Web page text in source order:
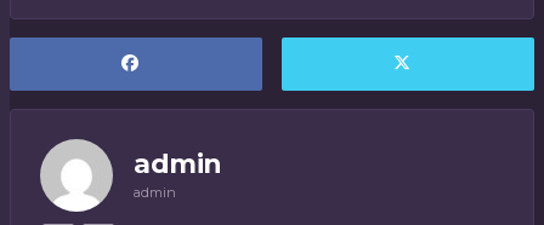
admin
admin